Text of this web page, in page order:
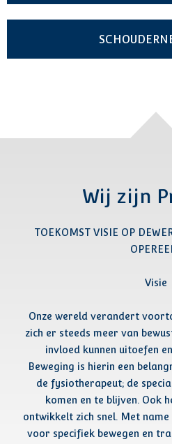
Wij zijn
TOEKOMST VISIE OP
Visie
Onze wereld verandert
zich er steeds meer van
invloed kunnen uitoefen
Beweging is hierin een
de fysiotherapeut; de
komen en te blijven. Ook
ontwikkelt zich snel. Met
voor specifiek bewegen en